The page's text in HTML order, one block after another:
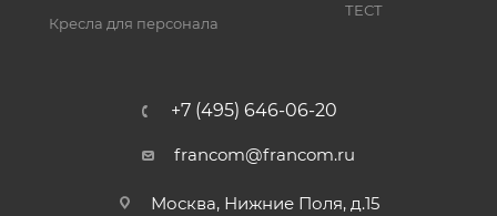
Кресла для персонала
ТЕСТ
+7 (495) 646-06-20
francom@francom.ru
Москва, Нижние Поля, д.15